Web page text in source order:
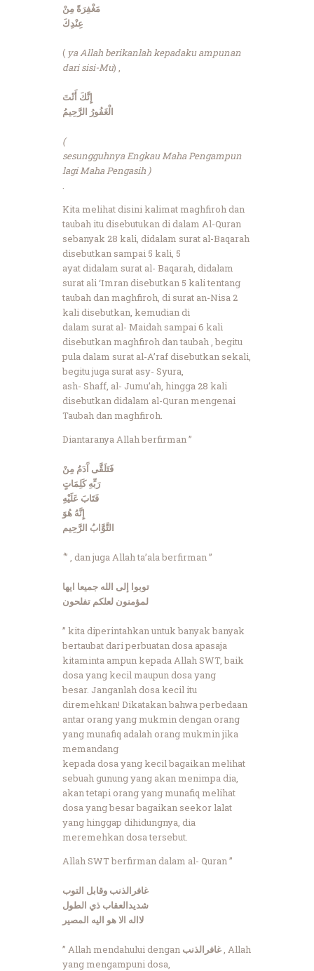
مَغْفِرَةً مِنْ
عِنْدِكَ
( ya Allah berikanlah kepadaku ampunan
dari sisi-Mu) ,
إِنَّكَ أَنْتَ
الْغَفُورُ الرَّحِيمُ
(
sesungguhnya Engkau Maha Pengampun
lagi Maha Pengasih )
.
Kita melihat disini kalimat maghfiroh dan
taubah itu disebutukan di dalam Al-Quran
sebanyak 28 kali, didalam surat al-Baqarah
disebutkan sampai 5 kali, 5
ayat didalam surat al- Baqarah, didalam
surat ali ‘Imran disebutkan 5 kali tentang
taubah dan maghfiroh, di surat an-Nisa 2
kali disebutkan, kemudian di
dalam surat al- Maidah sampai 6 kali
disebutkan maghfiroh dan taubah , begitu
pula dalam surat al-A’raf disebutkan sekali,
begitu juga surat asy- Syura,
ash- Shaff, al- Jumu’ah, hingga 28 kali
disebutkan didalam al-Quran mengenai
Taubah dan maghfiroh.
Diantaranya Allah berfirman ”
فَتَلَقَّى آَدَمُ مِنْ
رَبِّهِ كَلِمَاتٍ
فَتَابَ عَلَيْهِ
إِنَّهُ هُوَ
التَّوَّابُ الرَّحِيم
ُ ” , dan juga Allah ta’ala berfirman ”
توبوا إلى الله جميعا ايها
لمؤمنون لعلكم تفلحون
” kita diperintahkan untuk banyak banyak
bertaubat dari perbuatan dosa apasaja
kitaminta ampun kepada Allah SWT, baik
dosa yang kecil maupun dosa yang
besar. Janganlah dosa kecil itu
diremehkan! Dikatakan bahwa perbedaan
antar orang yang mukmin dengan orang
yang munafiq adalah orang mukmin jika
memandang
kepada dosa yang kecil bagaikan melihat
sebuah gunung yang akan menimpa dia,
akan tetapi orang yang munafiq melihat
dosa yang besar bagaikan seekor lalat
yang hinggap dihidungnya, dia
meremehkan dosa tersebut.
Allah SWT berfirman dalam al- Quran ”
غافرالذنب وقابل التوب
شديدالعقاب ذي الطول
لااله الا هو اليه المصير
” Allah mendahului dengan غافرالذنب, Allah
yang mengampuni dosa,